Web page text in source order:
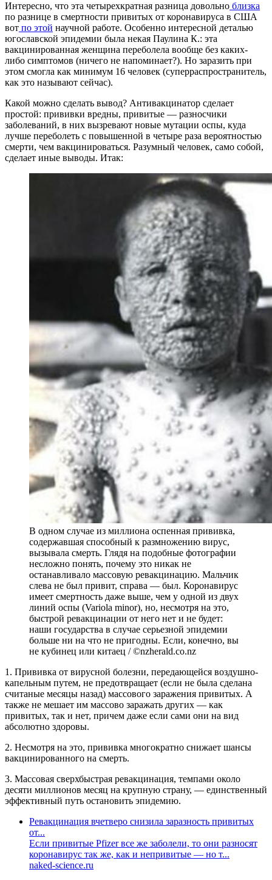
Интересно, что эта четырехкратная разница довольно близка
по разнице в смертности привитых от коронавируса в США
вот по этой научной работе. Особенно интересной деталью
югославской эпидемии была некая Паулина К.: эта
вакцинированная женщина переболела вообще без каких-
либо симптомов (ничего не напоминает?). Но заразить при
этом смогла как минимум 16 человек (суперраспространитель,
как это называют сейчас).
Какой можно сделать вывод? Антивакцинатор сделает
простой: прививки вредны, привитые — разносчики
заболеваний, в них вызревают новые мутации оспы, куда
лучше переболеть с повышенной в четыре раза вероятностью
смерти, чем вакцинироваться. Разумный человек, само собой,
сделает иные выводы. Итак:
В одном случае из миллиона оспенная прививка,
содержавшая способный к размножению вирус,
вызывала смерть. Глядя на подобные фотографии
несложно понять, почему это никак не
останавливало массовую ревакцинацию. Мальчик
слева не был привит, справа — был. Коронавирус
имеет смертность даже выше, чем у одной из двух
линий оспы (Variola minor), но, несмотря на это,
быстрой ревакцинации от него нет и не будет:
наши государства в случае серьезной эпидемии
больше ни на что не пригодны. Если, конечно, вы
не кубинец или китаец / ©nzherald.co.nz
1. Прививка от вирусной болезни, передающейся воздушно-
капельным путем, не предотвращает (если не была сделана
считаные месяцы назад) массового заражения привитых. А
также не мешает им массово заражать других — как
привитых, так и нет, причем даже если сами они на вид
абсолютно здоровы.
2. Несмотря на это, прививка многократно снижает шансы
вакцинированного на смерть.
3. Массовая сверхбыстрая ревакцинация, темпами около
десяти миллионов месяц на крупную страну, — единственный
эффективный путь остановить эпидемию.
Ревакцинация вчетверо снизила заразность привитых
от...
Если привитые Pfizer все же заболели, то они разносят
коронавирус так же, как и непривитые — но т...
naked-science.ru